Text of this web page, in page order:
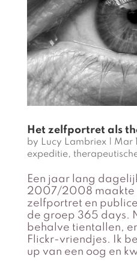
Het zelfportret als
by Lucy Lambriex| Mar
expeditie,
Een jaar lang
2007/2008 maakte
zelfportret en
de groep 365 days.
behalve tientallen,
Flickr-vriendjes. Ik
up van een oog en